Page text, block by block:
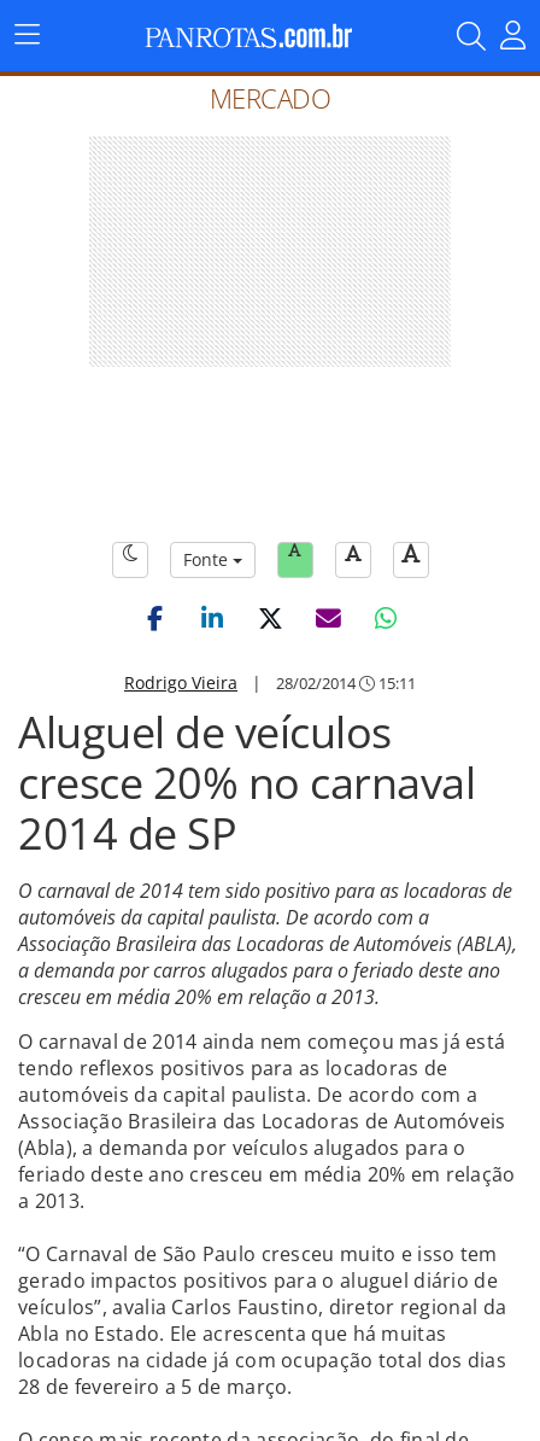
Menu
Principal
MERCADO
Fonte
Rodrigo Vieira | 28/02/2014 15:11
Aluguel de veículos
cresce 20% no carnaval
2014 de SP
O carnaval de 2014 tem sido positivo para as locadoras de
automóveis da capital paulista. De acordo com a
Associação Brasileira das Locadoras de Automóveis (ABLA),
a demanda por carros alugados para o feriado deste ano
cresceu em média 20% em relação a 2013.
O carnaval de 2014 ainda nem começou mas já está
tendo reflexos positivos para as locadoras de
automóveis da capital paulista. De acordo com a
Associação Brasileira das Locadoras de Automóveis
(Abla), a demanda por veículos alugados para o
feriado deste ano cresceu em média 20% em relação
a 2013.
“O Carnaval de São Paulo cresceu muito e isso tem
gerado impactos positivos para o aluguel diário de
veículos”, avalia Carlos Faustino, diretor regional da
Abla no Estado. Ele acrescenta que há muitas
locadoras na cidade já com ocupação total dos dias
28 de fevereiro a 5 de março.